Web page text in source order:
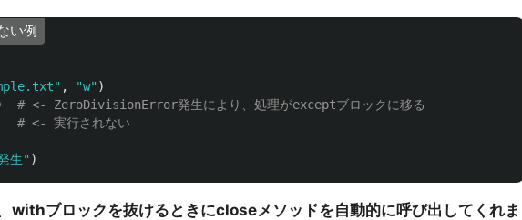
い例
" , "w" )
生" )
withブロックを抜けるときにcloseメソッドを自動的に呼び出してくれま